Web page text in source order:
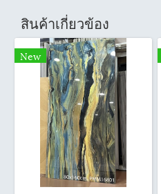
สินค้าเกี่ยวข้อง
New